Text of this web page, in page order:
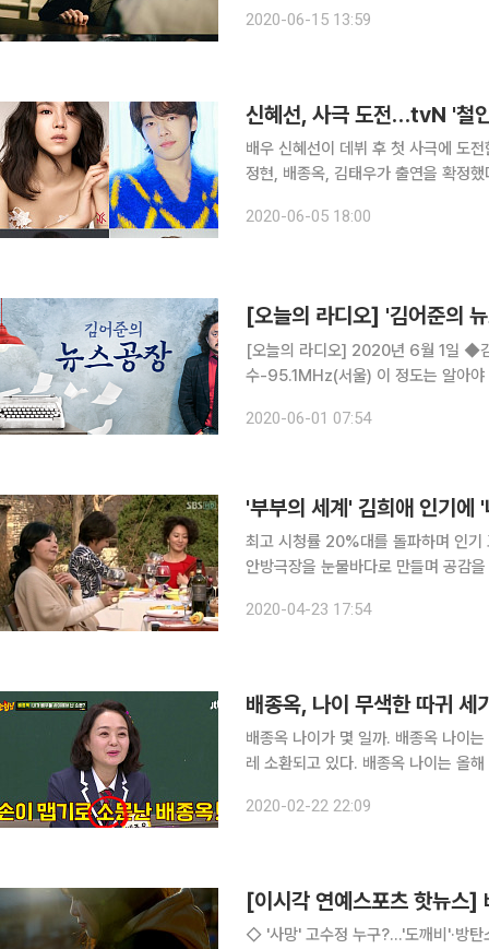
관객을 유치하며 박스오피스 1위에 올
2020-06-15 13:59
신혜선, 사극 도전…tvN '철
배우 신혜선이 데뷔 후 첫 사극에 도전한다. tvN 새 드라마 '철인왕후' 측은 5일 신혜
정현, 배종옥, 김태우가 출연을 확정했다고 밝혔다. '철인왕후'는 현대를
쉐프에서 철인왕후로 거듭난 장봉환과
2020-06-05 18:00
[오늘의 라디오] 2020년 6월 1일 ◆김어준의 뉴스공장 편성-tbs 시간-오전 07:06~09:00 주파
수-95.1MHz(서울) 이 정도는 알아야 할 아침 뉴스 - 류밀희 기자 (TBS) 쿠팡물류센터발 확진자
2020-06-01 07:54
최고 시청률 20%대를 돌파하며 인
안방극장을 눈물바다로 만들며 공감
역으로 출연했던 김희애 모습이 화제
2020-04-23 17:54
배종옥, 나이 무색한 따귀 세
배종옥 나이가 몇 일까. 배종옥 나이는 22일 방송된 JTBC ‘아는 형님’에 그가 출연하면서 자연스
레 소환되고 있다. 배종옥 나이는 올해 57세이다. 배종옥은 이날 손이 맵기로 유명한 배우라고 밝혔
크고 살집이 없는 편이다보니 맞는 역
2020-02-22 22:09
◇ '사망' 고수정 누구?…'도깨비'·방탄소년단 MV 등 출연 신인